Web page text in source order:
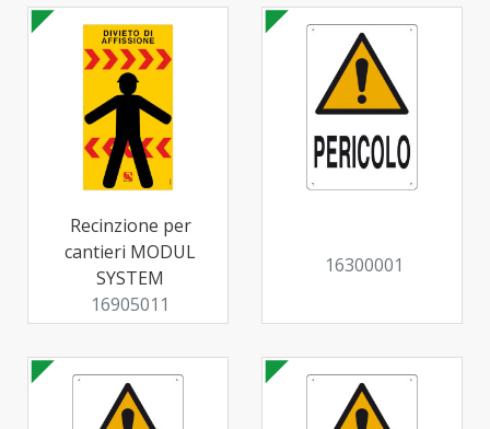
Recinzione per
cantieri MODUL
SYSTEM
16905011
16300001